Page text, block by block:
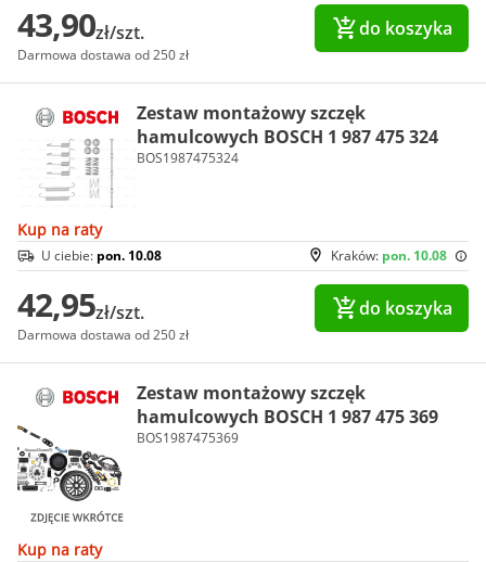
43,90zł/szt.
Darmowa dostawa od 250 zł
do koszyka
Zestaw montażowy szczęk
hamulcowych BOSCH 1 987 475 324
BOS1987475324
Kup na raty
Kraków: pon. 10.08
U ciebie: pon. 10.08
42,95zł/szt.
Darmowa dostawa od 250 zł
do koszyka
Zestaw montażowy szczęk
hamulcowych BOSCH 1 987 475 369
BOS1987475369
Kup na raty